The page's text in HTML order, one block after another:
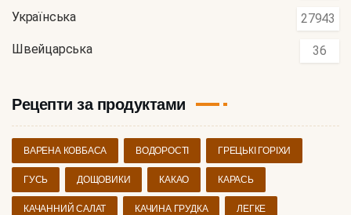
Українська 27943
Швейцарська 36
Рецепти за продуктами
ВАРЕНА КОВБАСА ВОДОРОСТІ ГРЕЦЬКІ ГОРІХИ
ГУСЬ ДОЩОВИКИ КАКАО КАРАСЬ
КАЧАННИЙ САЛАТ КАЧИНА ГРУДКА ЛЕГКЕ